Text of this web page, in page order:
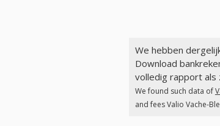
We hebben
Download
volledig rapport als
We found such data of
and fees Valio Vache-